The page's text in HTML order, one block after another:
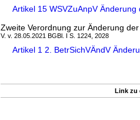
Artikel 15 WSVZuAnpV
Zweite Verordnung zur Änderung
V. v. 28.05.2021 BGBl. I S. 1224, 2028
Artikel 1 2. BetrSichVÄndV
Link zu